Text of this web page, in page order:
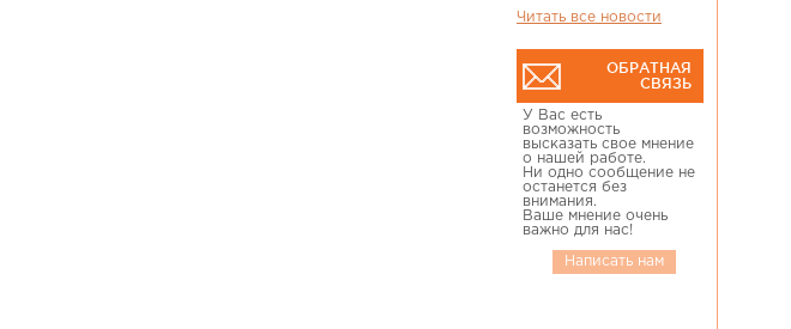
Читать все новости
ОБРАТНАЯ
СВЯЗЬ
У Вас есть
возможность
высказать свое мнение
о нашей работе.
Ни одно сообщение не
останется без
внимания.
Ваше мнение очень
важно для нас!
Написать нам